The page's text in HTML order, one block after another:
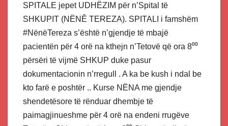
SPITALE jepet UDHËZIM për n’Spital të
SHKUPIT (NËNÊ TEREZA). SPITALI i famshëm
#NënëTereza s’është n’gjendje të mbajë
pacientën për 4 orë na kthejn n’Tetovë që ora 8⁰⁰
përsëri të vijmë SHKUP duke pasur
dokumentacionin n’rregull . A ka be kush i ndal be
kto farë e poshtër .. Kurse NËNA me gjendje
shendetësore të rënduar dhembje të
paimagjinueshme për 4 orë na endeni rrugëve